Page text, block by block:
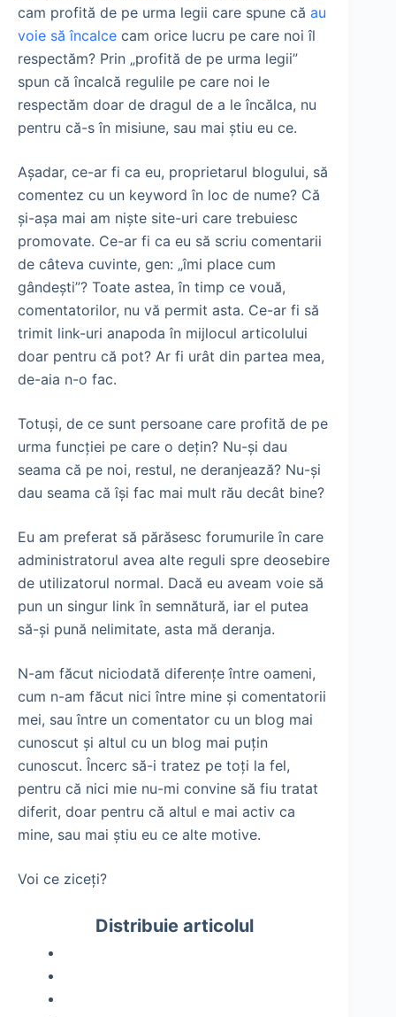
cam profită de pe urma legii care spune că au
voie să încalce cam orice lucru pe care noi îl
respectăm? Prin „profită de pe urma legii”
spun că încalcă regulile pe care noi le
respectăm doar de dragul de a le încălca, nu
pentru că-s în misiune, sau mai ştiu eu ce.
Aşadar, ce-ar fi ca eu, proprietarul blogului, să
comentez cu un keyword în loc de nume? Că
şi-aşa mai am nişte site-uri care trebuiesc
promovate. Ce-ar fi ca eu să scriu comentarii
de câteva cuvinte, gen: „îmi place cum
gândeşti”? Toate astea, în timp ce vouă,
comentatorilor, nu vă permit asta. Ce-ar fi să
trimit link-uri anapoda în mijlocul articolului
doar pentru că pot? Ar fi urât din partea mea,
de-aia n-o fac.
Totuşi, de ce sunt persoane care profită de pe
urma funcţiei pe care o deţin? Nu-şi dau
seama că pe noi, restul, ne deranjează? Nu-şi
dau seama că îşi fac mai mult rău decât bine?
Eu am preferat să părăsesc forumurile în care
administratorul avea alte reguli spre deosebire
de utilizatorul normal. Dacă eu aveam voie să
pun un singur link în semnătură, iar el putea
să-şi pună nelimitate, asta mă deranja.
N-am făcut niciodată diferenţe între oameni,
cum n-am făcut nici între mine şi comentatorii
mei, sau între un comentator cu un blog mai
cunoscut şi altul cu un blog mai puţin
cunoscut. Încerc să-i tratez pe toţi la fel,
pentru că nici mie nu-mi convine să fiu tratat
diferit, doar pentru că altul e mai activ ca
mine, sau mai ştiu eu ce alte motive.
Voi ce ziceţi?
Distribuie articolul